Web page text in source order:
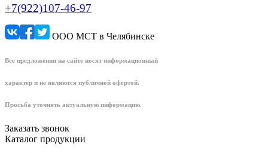
+7(922)107-46-97
ООО МСТ в Челябинске
Все предложения на сайте носят информационный
характер и не являются публичной офертой.
Просьба уточнять актуальную информацию.
Заказать звонок
Каталог продукции